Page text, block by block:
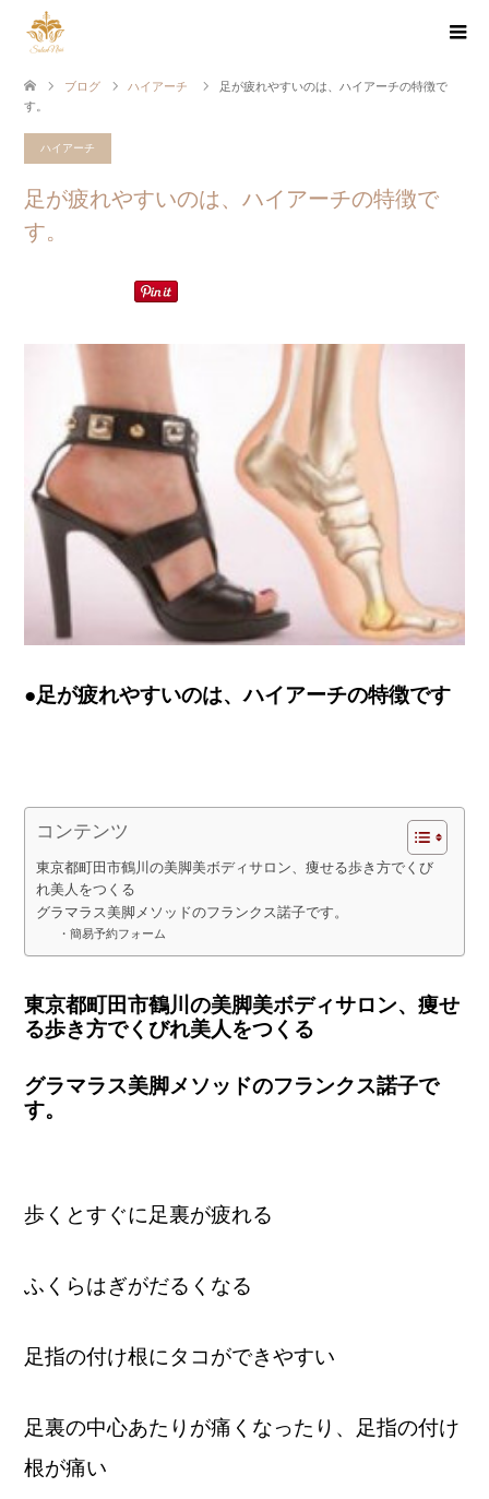
ブログ ハイアーチ
足が疲れやすいのは、ハイアーチの特徴で
す。
ハイアーチ
足が疲れやすいのは、ハイアーチの特徴で
す。
●足が疲れやすいのは、ハイアーチの特徴です
コンテンツ
東京都町田市鶴川の美脚美ボディサロン、痩せる歩き方でくび
れ美人をつくる
グラマラス美脚メソッドのフランクス諾子です。
・簡易予約フォーム
東京都町田市鶴川の美脚美ボディサロン、痩せ
る歩き方でくびれ美人をつくる
グラマラス美脚メソッドのフランクス諾子で
す。
歩くとすぐに足裏が疲れる
ふくらはぎがだるくなる
足指の付け根にタコができやすい
足裏の中心あたりが痛くなったり、足指の付け
根が痛い